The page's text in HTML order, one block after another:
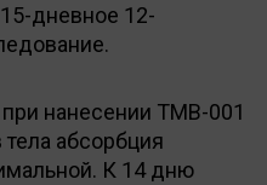
дневное 12-
нанесении TMB-001
тела абсорбция
К 14 дню